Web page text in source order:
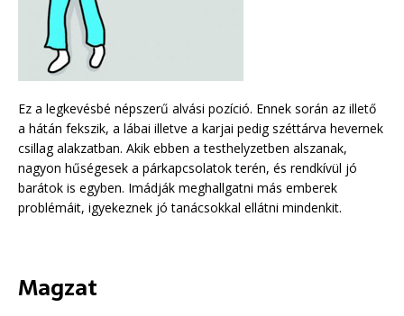
Ez a legkevésbé népszerű alvási pozíció. Ennek során az illető
a hátán fekszik, a lábai illetve a karjai pedig széttárva hevernek
csillag alakzatban. Akik ebben a testhelyzetben alszanak,
nagyon hűségesek a párkapcsolatok terén, és rendkívül jó
barátok is egyben. Imádják meghallgatni más emberek
problémáit, igyekeznek jó tanácsokkal ellátni mindenkit.
Magzat